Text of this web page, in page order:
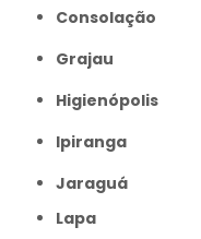
Consolação
Grajau
Higienópolis
Ipiranga
Jaraguá
Lapa